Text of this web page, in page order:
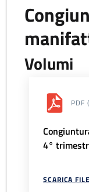
Volumi
PDF
4°
SCARICA FILE